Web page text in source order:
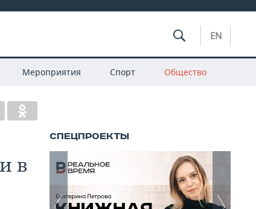
EN
Мероприятия Спорт Общество
в